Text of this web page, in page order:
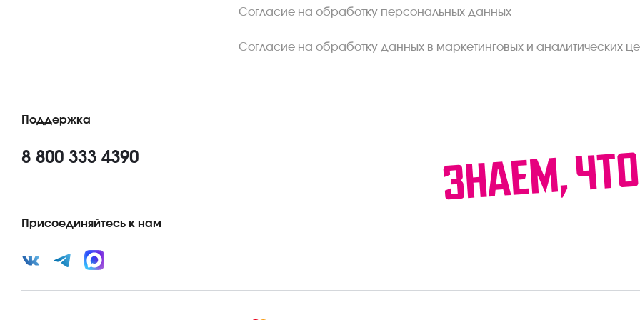
Согласие на обработку персональных данных
Согласие на обработку данных в маркетинговых и аналитических
Поддержка
8 800 333 4390
Присоединяйтесь к нам